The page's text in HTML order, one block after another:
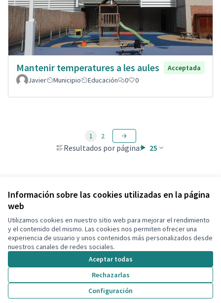
Información sobre las cookies utilizadas en la página
web
Utilizamos cookies en nuestro sitio web para mejorar el rendimiento
y el contenido del mismo. Las cookies nos permiten ofrecer una
experiencia de usuario y unos contenidos más personalizados desde
nuestros canales de redes sociales.
Aceptar todas
Rechazarlas
Configuración
Mantenir temperatures a les aules
Acceptada
Javier
Municipio Educación 0 0
Resultados por página: 25
1 2
Ver todas las propuestas retiradas
Términos y condiciones de uso
Configuración de cookies
Decidim Calafell en X
(Enlace externo)
Decidim Calafell en Facebook
Decidim Calafell en YouTube
Decidim Calafell en GitHub
(Enlace externo)
Web creada consoftware libre .
Con licencia
(Enlace